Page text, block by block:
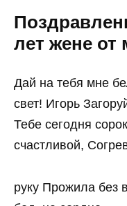
лет жене от
Дай на тебя мне
свет! Игорь
Тебе сегодня
счастливой,
руку Прожила без